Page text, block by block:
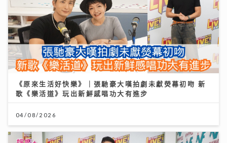
《原來生活好快樂》｜張馳豪大嘆拍劇未獻熒幕初吻 新
歌《樂活道》玩出新鮮感唱功大有進步
04/08/2026